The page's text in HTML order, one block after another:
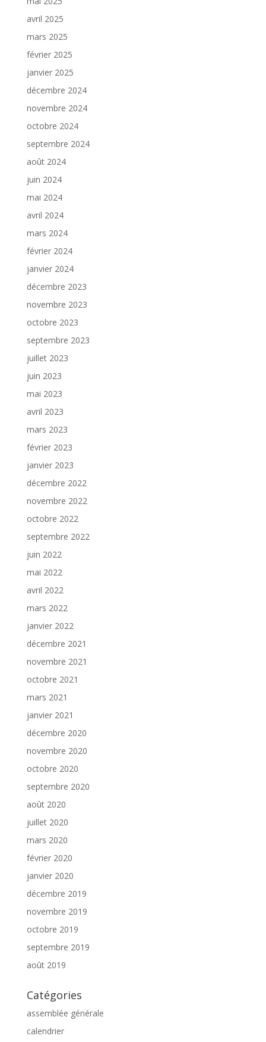
avril 2025
mars 2025
février 2025
janvier 2025
décembre 2024
novembre 2024
octobre 2024
septembre 2024
août 2024
juin 2024
mai 2024
avril 2024
mars 2024
février 2024
janvier 2024
décembre 2023
novembre 2023
octobre 2023
septembre 2023
juillet 2023
juin 2023
mai 2023
avril 2023
mars 2023
février 2023
janvier 2023
décembre 2022
novembre 2022
octobre 2022
septembre 2022
juin 2022
mai 2022
avril 2022
mars 2022
janvier 2022
décembre 2021
novembre 2021
octobre 2021
mars 2021
janvier 2021
décembre 2020
novembre 2020
octobre 2020
septembre 2020
août 2020
juillet 2020
mars 2020
février 2020
janvier 2020
décembre 2019
novembre 2019
octobre 2019
septembre 2019
août 2019
Catégories
assemblée générale
calendrier